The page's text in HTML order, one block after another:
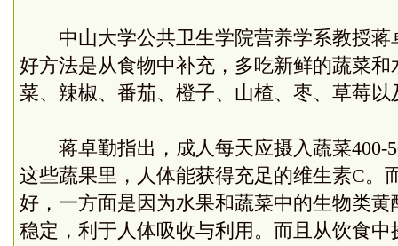
中山大学公共卫生学院营养学系教授蒋
好方法是从食物中补充，多吃新鲜的蔬菜和
菜、辣椒、番茄、橙子、山楂、枣、草莓以
蒋卓勤指出，成人每天应摄入蔬菜400-
这些蔬果里，人体能获得充足的维生素C。
好，一方面是因为水果和蔬菜中的生物类
稳定，利于人体吸收与利用。而且从饮食